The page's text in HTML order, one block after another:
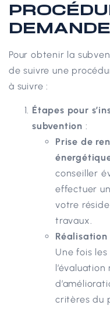
DEMANDE
Pour obtenir la
de suivre une
à suivre :
Étapes pour
subvention :
Prise de
conseiller
effectuer
votre
travaux.
Une fois
critères du